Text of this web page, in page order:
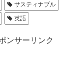
サスティナブル
英語
ンサーリンク